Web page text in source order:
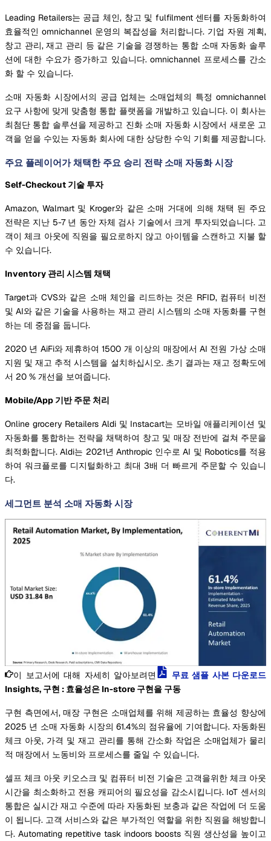
Leading Retailers는 공급 체인, 창고 및 fulfilment 센터를 자동화하여
효율적인 omnichannel 운영의 복잡성을 처리합니다. 기업 자원 계획,
창고 관리, 재고 관리 등 같은 기술을 경쟁하는 통합 소매 자동화 솔루
션에 대한 수요가 증가하고 있습니다. omnichannel 프로세스를 간소
화 할 수 있습니다.
소매 자동화 시장에서의 공급 업체는 소매업체의 특정 omnichannel
요구 사항에 맞게 맞춤형 통합 플랫폼을 개발하고 있습니다. 이 회사는
최첨단 통합 솔루션을 제공하고 진화 소매 자동화 시장에서 새로운 고
객을 얻을 수있는 자동화 회사에 대한 상당한 수익 기회를 제공합니다.
주요 플레이어가 채택한 주요 승리 전략 소매 자동화 시장
Self-Checkout 기술 투자
Amazon, Walmart 및 Kroger와 같은 소매 거대에 의해 채택 된 주요
전략은 지난 5-7 년 동안 자체 검사 기술에서 크게 투자되었습니다. 고
객이 체크 아웃에 직원을 필요로하지 않고 아이템을 스캔하고 지불 할
수 있습니다.
Inventory 관리 시스템 채택
Target과 CVS와 같은 소매 체인을 리드하는 것은 RFID, 컴퓨터 비전
및 AI와 같은 기술을 사용하는 재고 관리 시스템의 소매 자동화를 구현
하는 데 중점을 둡니다.
2020 년 AiFi와 제휴하여 1500 개 이상의 매장에서 AI 전원 가상 소매
지원 및 재고 추적 시스템을 설치하십시오. 초기 결과는 재고 정확도에
서 20 % 개선을 보여줍니다.
Mobile/App 기반 주문 처리
Online grocery Retailers Aldi 및 Instacart는 모바일 애플리케이션 및
자동화를 통합하는 전략을 채택하여 창고 및 매장 전반에 걸쳐 주문을
최적화합니다. Aldi는 2021년 Anthropic 인수로 AI 및 Robotics를 적용
하여 워크플로를 디지털화하고 최대 3배 더 빠르게 주문할 수 있습니
다.
세그먼트 분석 소매 자동화 시장
이 보고서에 대해 자세히 알아보려면
무료 샘플 사본 다운로드
Insights, 구현 : 효율성은 In-store 구현을 구동
구현 측면에서, 매장 구현은 소매업체를 위해 제공하는 효율성 향상에
2025 년 소매 자동화 시장의 61.4%의 점유율에 기여합니다. 자동화된
체크 아웃, 가격 및 재고 관리를 통해 간소화 작업은 소매업체가 물리
적 매장에서 노동비와 프로세스를 줄일 수 있습니다.
셀프 체크 아웃 키오스크 및 컴퓨터 비전 기술은 고객을위한 체크 아웃
시간을 최소화하고 전용 캐피어의 필요성을 감소시킵니다. IoT 센서의
통합은 실시간 재고 수준에 따라 자동화된 보충과 같은 작업에 더 도움
이 됩니다. 고객 서비스와 같은 부가적인 역할을 위한 직원을 해방합니
다. Automating repetitive task indoors boosts 직원 생산성을 높이고